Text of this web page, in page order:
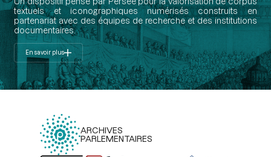
textuels et iconographiques numérisés construits en
partenariat avec des équipes de recherche et des institutions
documentaires.
En savoir plus
ARCHIVES
PARLEMENTAIRES